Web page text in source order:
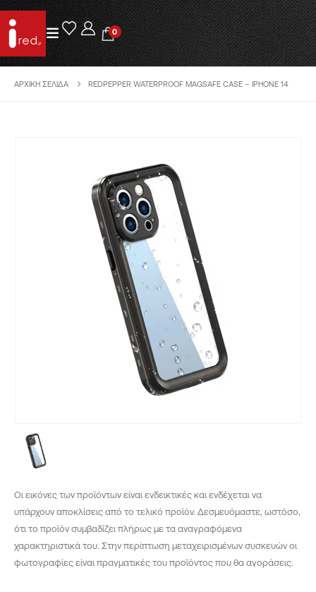
0
ΑΡΧΙΚΉ ΣΕΛΊΔΑ REDPEPPER WATERPROOF MAGSAFE CASE – IPHONE 14
Οι εικόνες των προϊόντων είναι ενδεικτικές και ενδέχεται να
υπάρχουν αποκλίσεις από το τελικό προϊόν. Δεσμευόμαστε, ωστόσο,
ότι το προϊόν συμβαδίζει πλήρως με τα αναγραφόμενα
χαρακτηριστικά του. Στην περίπτωση μεταχειρισμένων συσκευών οι
φωτογραφίες είναι πραγματικές του προϊόντος που θα αγοράσεις.